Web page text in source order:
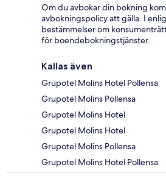
Om du avbokar din bokning
avbokningspolicy att gälla. I
bestämmelser om
för boendebokningstjänster.
Kallas även
Grupotel Molins Hotel Pollensa
Grupotel Molins Pollensa
Grupotel Molins Hotel
Grupotel Molins Hotel
Grupotel Molins Pollensa
Grupotel Molins Hotel Pollensa